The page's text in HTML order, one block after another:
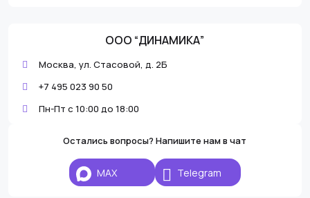
ООО “ДИНАМИКА”
Москва, ул. Стасовой, д. 2Б
+7 495 023 90 50
Пн-Пт с 10:00 до 18:00
Остались вопросы? Напишите нам в чат
MAX Telegram